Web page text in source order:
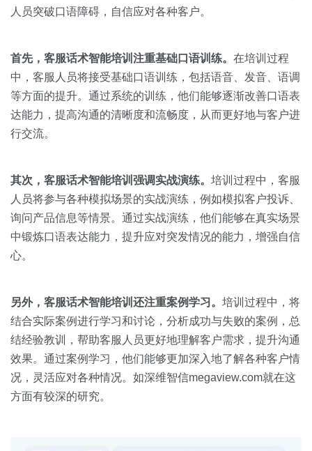
销售管理
按业务场景
培训辅导
销售会话智能
人员突破口语障碍，自信应对各种客户。
首先，客服话术智能培训注重基础口语训练。 在培训过程
中，客服人员将接受基础口语训练，包括语音、发音、语调
等方面的提升。通过系统的训练，他们能够逐渐改善口语表
达能力，提高沟通的清晰度和流畅度，从而更好地与客户进
行交流。
其次，客服话术智能培训强调实战演练。 培训过程中，客服
人员将参与各种模拟场景的实战演练，例如模拟客户投诉、
询问产品信息等情景。通过实战演练，他们能够在真实场景
中锻炼口语表达能力，提升应对突发情况的能力，增强自信
心。
另外，客服话术智能培训还注重案例学习。 培训过程中，将
结合实际案例进行学习和讨论，分析成功与失败的案例，总
结经验教训，帮助客服人员更好地理解客户需求，提升沟通
效果。通过案例学习，他们能够更加深入地了解各种客户情
况，灵活应对各种情况。如深维智信megaview.com就在这
方面有较深的研究。